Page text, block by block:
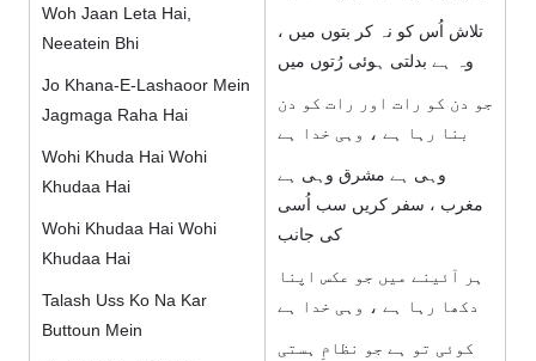
Woh Jaan Leta Hai,
Neeatein Bhi
Jo Khana-E-Lashaoor Mein
Jagmaga Raha Hai
Wohi Khuda Hai Wohi
Khudaa Hai
Wohi Khudaa Hai Wohi
Khudaa Hai
Talash Uss Ko Na Kar
Buttoun Mein
تلاش اُس کو نہ کر بتوں میں ،
وہ ہے بدلتی ہوئی رُتوں میں
جو دن کو رات اور رات کو دن
بنا رہا ہے ، وہی خدا ہے
وہی ہے مشرق وہی ہے
مغرب ، سفر کریں سب اُسی
کی جانب
ہر آئینے میں جو عکس اپنا
دکھا رہا ہے ، وہی خدا ہے
کوئی تو ہے جو نظامِ ہستی